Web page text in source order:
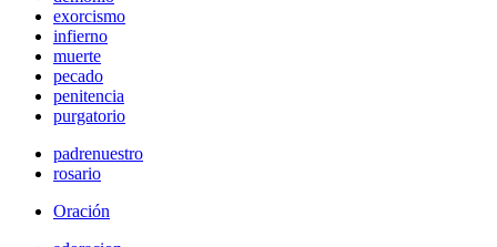
exorcismo
infierno
muerte
pecado
penitencia
purgatorio
padrenuestro
rosario
Oración